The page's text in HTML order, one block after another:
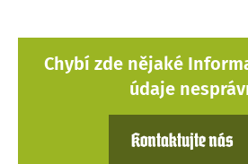
Chybí zde nějaké
údaje
Kontaktujte nás